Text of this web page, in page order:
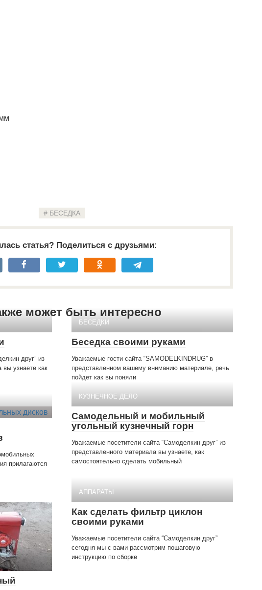
БЕСЕДКА
статья? Поделиться с друзьями:
может быть интересно
друг” из
вы узнаете как
БЕСЕДКИ
Беседка своими руками
Уважаемые гости сайта “SAMODELKINDRUG” в
представленном вашему вниманию материале, речь
пойдет как вы поняли
прилагаются
КУЗНЕЧНОЕ ДЕЛО
Самодельный и мобильный
угольный кузнечный горн
Уважаемые посетители сайта “Самоделкин друг” из
представленного материала вы узнаете, как
самостоятельно сделать мобильный
АППАРАТЫ
Как сделать фильтр циклон
своими руками
Уважаемые посетители сайта “Самоделкин друг”
сегодня мы с вами рассмотрим пошаговую
инструкцию по сборке